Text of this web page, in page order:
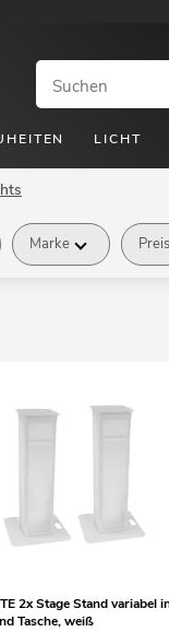
LICHT
Marke Preis
2x Stage Stand variabel
Tasche, weiß